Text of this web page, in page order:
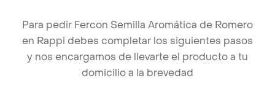
Para pedir Fercon Semilla Aromática de Romero
en Rappi debes completar los siguientes pasos
y nos encargamos de llevarte el producto a tu
domicilio a la brevedad